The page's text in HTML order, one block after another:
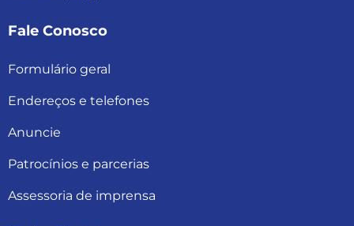
Fale Conosco
Formulário geral
Endereços e telefones
Anuncie
Patrocínios e parcerias
Assessoria de imprensa